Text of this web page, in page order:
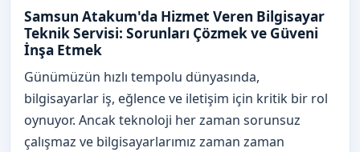
Samsun Atakum'da Hizmet Veren Bilgisayar
Teknik Servisi: Sorunları Çözmek ve Güveni
İnşa Etmek
Günümüzün hızlı tempolu dünyasında,
bilgisayarlar iş, eğlence ve iletişim için kritik bir rol
oynuyor. Ancak teknoloji her zaman sorunsuz
çalışmaz ve bilgisayarlarımız zaman zaman